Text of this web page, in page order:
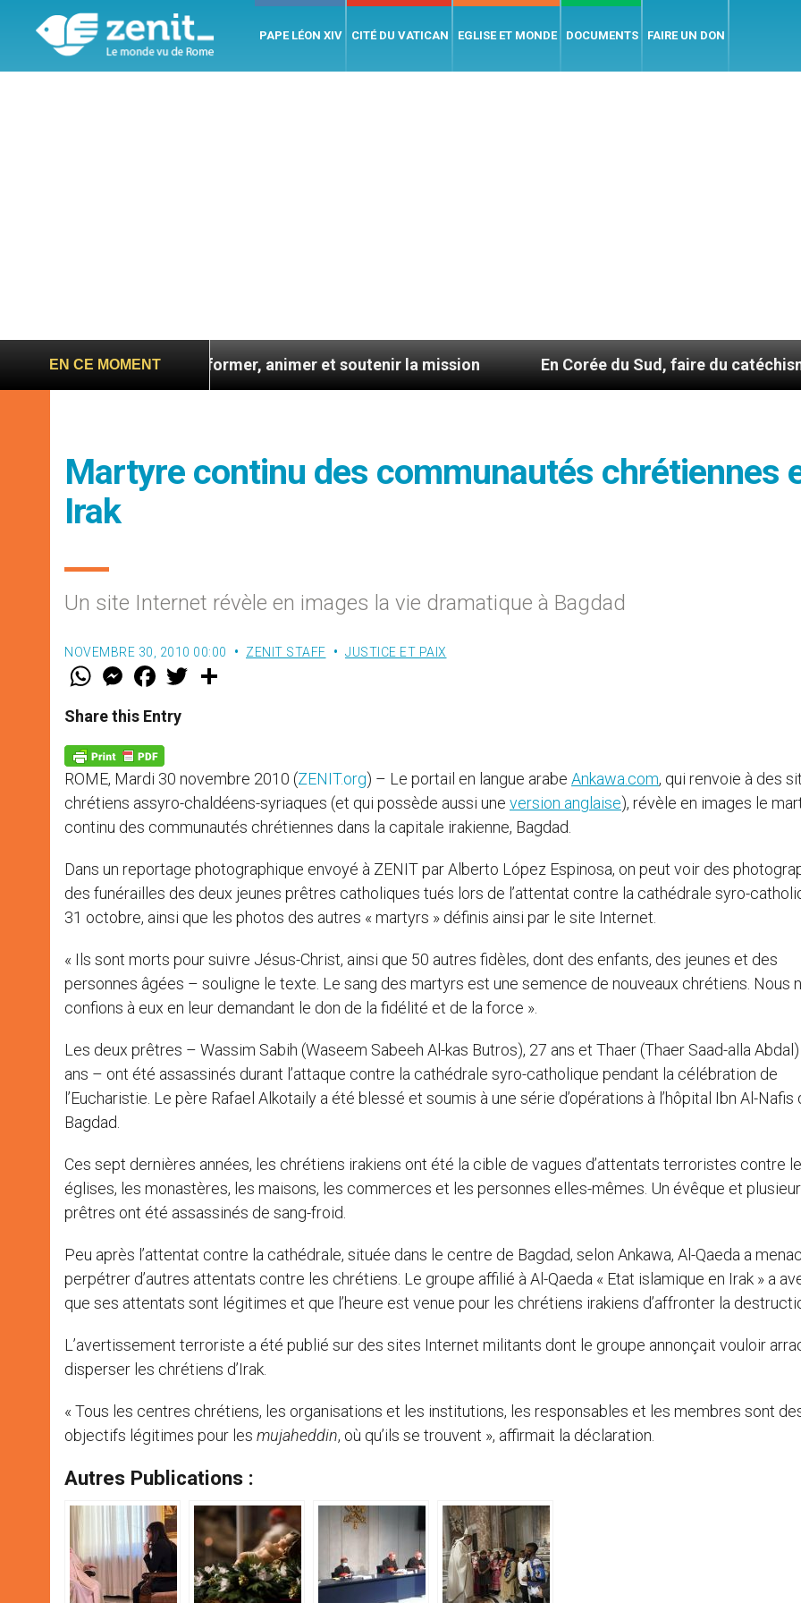
PAPE LÉON XIV CITÉ DU VATICAN EGLISE ET MONDE DOCUMENTS FAIRE UN DON
EN CE MOMENT
OPM : former, animer et soutenir la mission En Corée du Sud, faire du catéchisme
Martyre continu des communautés chrétiennes
Irak
Un site Internet révèle en images la vie dramatique à Bagdad
NOVEMBRE 30, 2010 00:00 ZENIT STAFF JUSTICE ET PAIX
W
t
s
p
p
M
e
s
e
g
e
r
F
a
e
b
k
w
Share this Entry
ROME, Mardi 30 novembre 2010 (ZENIT.org) – Le portail en langue arabe Ankawa.com, qui renvoie à des
chrétiens assyro-chaldéens-syriaques (et qui possède aussi une version anglaise), révèle en images le
continu des communautés chrétiennes dans la capitale irakienne, Bagdad.
Dans un reportage photographique envoyé à ZENIT par Alberto López Espinosa, on peut voir des
des funérailles des deux jeunes prêtres catholiques tués lors de l’attentat contre la cathédrale syro-
31 octobre, ainsi que les photos des autres « martyrs » définis ainsi par le site Internet.
« Ils sont morts pour suivre Jésus-Christ, ainsi que 50 autres fidèles, dont des enfants, des jeunes et des
personnes âgées – souligne le texte. Le sang des martyrs est une semence de nouveaux chrétiens. Nous
confions à eux en leur demandant le don de la fidélité et de la force ».
Les deux prêtres – Wassim Sabih (Waseem Sabeeh Al-kas Butros), 27 ans et Thaer (Thaer Saad-alla
ans – ont été assassinés durant l’attaque contre la cathédrale syro-catholique pendant la célébration de
l’Eucharistie. Le père Rafael Alkotaily a été blessé et soumis à une série d’opérations à l’hôpital Ibn Al-Nafis
Bagdad.
Ces sept dernières années, les chrétiens irakiens ont été la cible de vagues d’attentats terroristes contre
églises, les monastères, les maisons, les commerces et les personnes elles-mêmes. Un évêque et
prêtres ont été assassinés de sang-froid.
Peu après l’attentat contre la cathédrale, située dans le centre de Bagdad, selon Ankawa, Al-Qaeda a
perpétrer d’autres attentats contre les chrétiens. Le groupe affilié à Al-Qaeda « Etat islamique en Irak » a
que ses attentats sont légitimes et que l’heure est venue pour les chrétiens irakiens d’affronter la
L’avertissement terroriste a été publié sur des sites Internet militants dont le groupe annonçait vouloir
disperser les chrétiens d’Irak.
« Tous les centres chrétiens, les organisations et les institutions, les responsables et les membres sont
objectifs légitimes pour les mujaheddin, où qu’ils se trouvent », affirmait la déclaration.
Autres Publications :